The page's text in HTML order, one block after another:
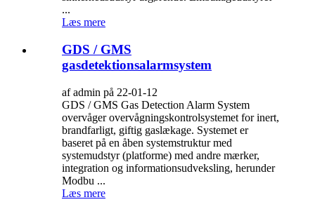
...
Læs mere
GDS / GMS
gasdetektionsalarmsystem
af admin på 22-01-12
GDS / GMS Gas Detection Alarm System
overvåger overvågningskontrolsystemet for inert,
brandfarligt, giftig gaslækage. Systemet er
baseret på en åben systemstruktur med
systemudstyr (platforme) med andre mærker,
integration og informationsudveksling, herunder
Modbu ...
Læs mere